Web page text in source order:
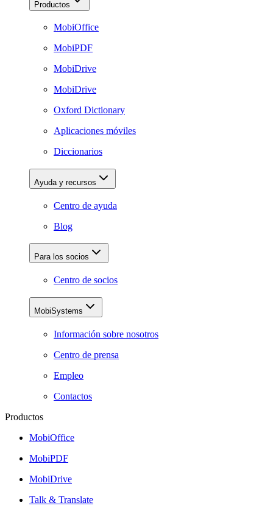
Productos
MobiOffice
MobiPDF
MobiDrive
MobiDrive
Oxford Dictionary
Aplicaciones móviles
Diccionarios
Ayuda y recursos
Centro de ayuda
Blog
Para los socios
Centro de socios
MobiSystems
Información sobre nosotros
Centro de prensa
Empleo
Contactos
Productos
MobiOffice
MobiPDF
MobiDrive
Talk & Translate